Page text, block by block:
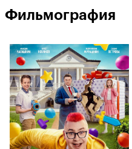
Фильмография